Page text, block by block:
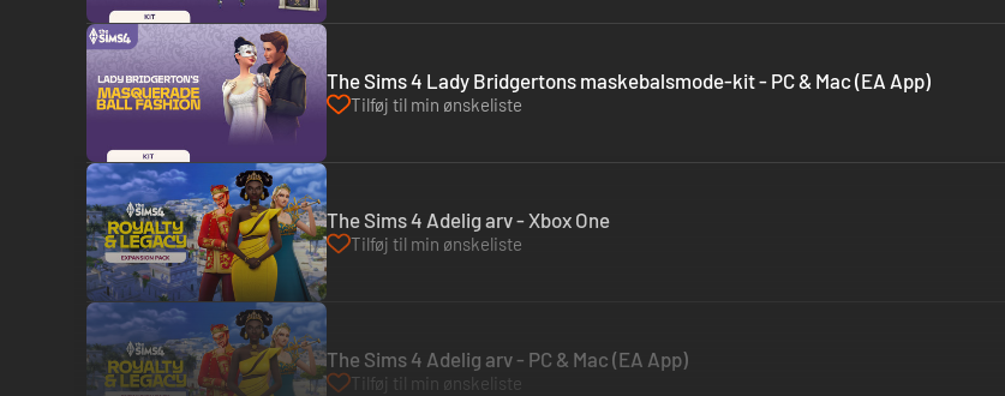
The Sims 4 Lady Bridgertons maskebalsmode-kit - PC & Mac (EA App)
Tilføj til min ønskeliste
The Sims 4 Adelig arv - Xbox One
Tilføj til min ønskeliste
The Sims 4 Adelig arv - PC & Mac (EA App)
Tilføj til min ønskeliste